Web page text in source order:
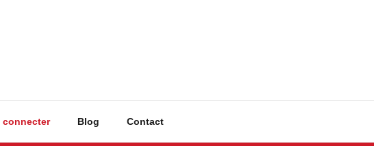
connecter Blog Contact